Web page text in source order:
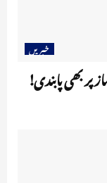
خبریں